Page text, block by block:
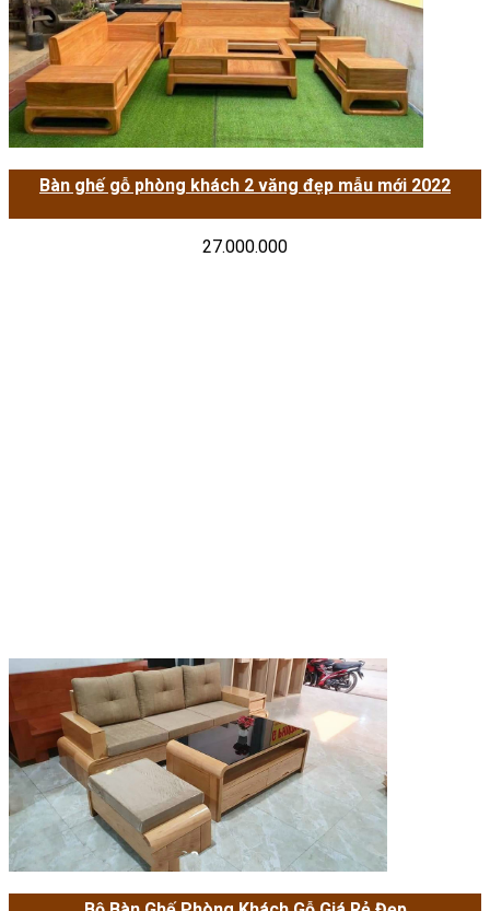
Bàn ghế gỗ phòng khách 2 văng đẹp mẫu mới 2022
27.000.000